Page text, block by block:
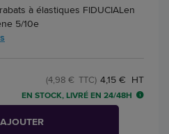
à élastiques FIDUCIALen
5/10e
4,15 € HT
(4,98 € TTC)
EN STOCK, LIVRÉ EN 24/48H
AJOUTER